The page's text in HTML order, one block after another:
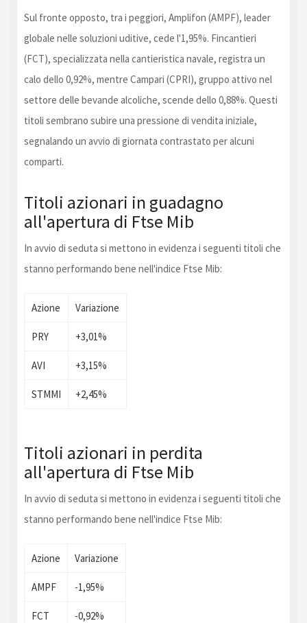
Sul fronte opposto, tra i peggiori, Amplifon (AMPF), leader
globale nelle soluzioni uditive, cede l'1,95%. Fincantieri
(FCT), specializzata nella cantieristica navale, registra un
calo dello 0,92%, mentre Campari (CPRI), gruppo attivo nel
settore delle bevande alcoliche, scende dello 0,88%. Questi
titoli sembrano subire una pressione di vendita iniziale,
segnalando un avvio di giornata contrastato per alcuni
comparti.
Titoli azionari in guadagno
all'apertura di Ftse Mib
In avvio di seduta si mettono in evidenza i seguenti titoli che
stanno performando bene nell'indice Ftse Mib:
Azione Variazione
PRY +3,01%
AVI +3,15%
STMMI +2,45%
Titoli azionari in perdita
all'apertura di Ftse Mib
In avvio di seduta si mettono in evidenza i seguenti titoli che
stanno performando bene nell'indice Ftse Mib:
Azione Variazione
AMPF -1,95%
FCT -0,92%